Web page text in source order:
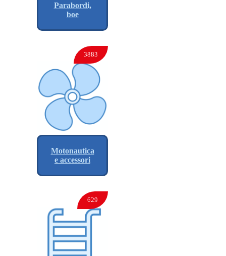
Parabordi,
boe
3883
Motonautica
e accessori
629